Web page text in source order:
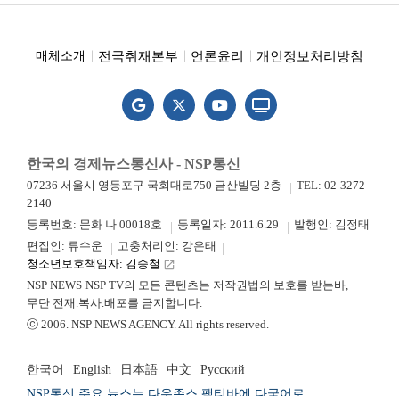
매체소개 전국취재본부 언론윤리 개인정보처리방침
한국의 경제뉴스통신사 - NSP통신
07236 서울시 영등포구 국회대로750 금산빌딩 2층
TEL: 02-3272-
2140
등록번호: 문화 나 00018호
등록일자: 2011.6.29
발행인: 김정태
편집인: 류수운
고충처리인: 강은태
청소년보호책임자: 김승철 launch
NSP NEWS·NSP TV의 모든 콘텐츠는 저작권법의 보호를 받는바,
무단 전재.복사.배포를 금지합니다.
ⓒ 2006. NSP NEWS AGENCY. All rights reserved.
한국어 English 日本語 中文
Русский